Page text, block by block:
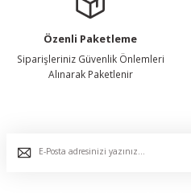
Özenli Paketleme
Siparişleriniz Güvenlik Önlemleri
Alınarak Paketlenir